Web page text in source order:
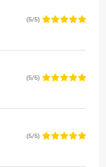
(5/5)
(5/5)
(5/5)